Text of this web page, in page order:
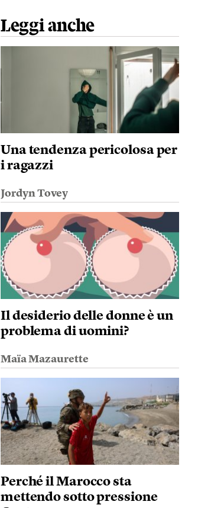
Leggi anche
Una tendenza pericolosa per
i ragazzi
Jordyn Tovey
Il desiderio delle donne è un
problema di uomini?
Maïa Mazaurette
Perché il Marocco sta
mettendo sotto pressione